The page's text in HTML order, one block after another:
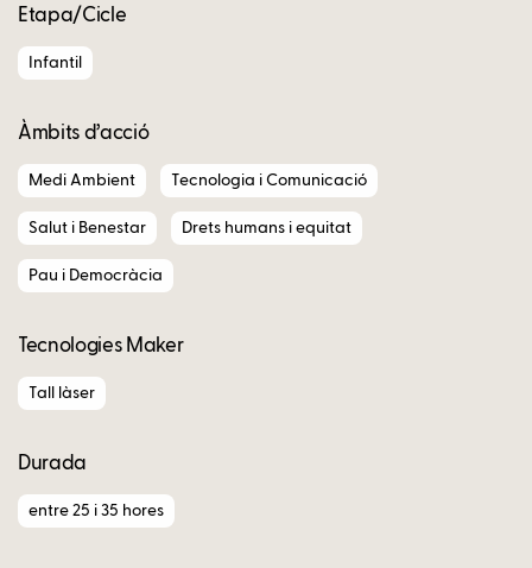
Etapa/Cicle
Infantil
Àmbits d’acció
Medi Ambient Tecnologia i Comunicació
Salut i Benestar Drets humans i equitat
Pau i Democràcia
Tecnologies Maker
Tall làser
Durada
entre 25 i 35 hores